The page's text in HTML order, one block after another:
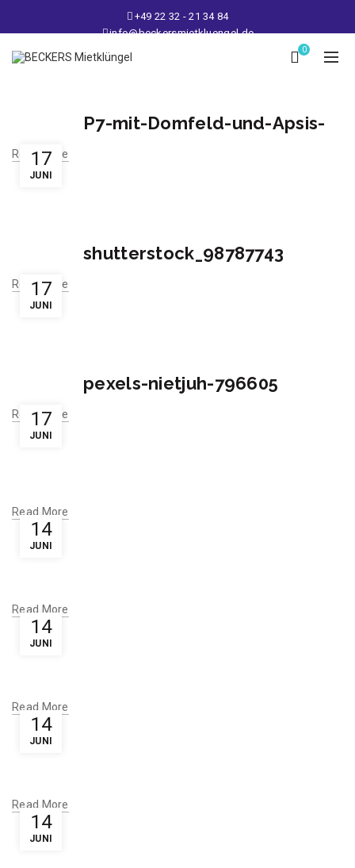
+49 22 32 - 21 34 84
info@beckersmietkluengel.de
Lager: Gutenbergstraße 1 - 50389 Wesseling
Mo - Fr: 9 – 17 Uhr, Sa: 9 – 12 Uhr
0
17
JUNI
P7-mit-Domfeld-und-Apsis-
Read More
17
JUNI
shutterstock_98787743
Read More
17
JUNI
pexels-nietjuh-796605
Read More
14
JUNI
Read More
14
JUNI
Read More
14
JUNI
Read More
14
JUNI
Read More